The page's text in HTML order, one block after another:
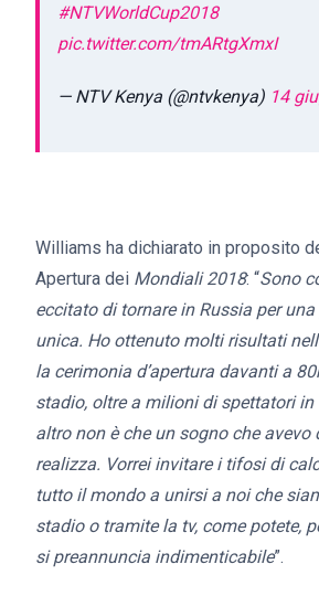
#NTVWorldCup2018
pic.twitter.com/tmARtgXmxI
— NTV Kenya (@ntvkenya) 14
Williams ha dichiarato in proposito
Apertura dei Mondiali 2018: “Sono
eccitato di tornare in Russia per
unica. Ho ottenuto molti risultati
la cerimonia d’apertura davanti a
stadio, oltre a milioni di spettatori
altro non è che un sogno che avevo
realizza. Vorrei invitare i tifosi di
tutto il mondo a unirsi a noi che
stadio o tramite la tv, come potete,
si preannuncia indimenticabile”.